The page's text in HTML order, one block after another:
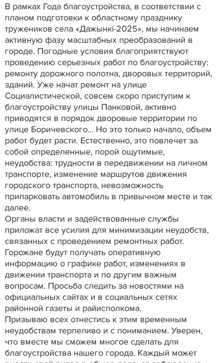
В рамках Года благоустройства, в соответствии с
планом подготовки к областному празднику
тружеников села «Дажынкі-2025», мы начинаем
активную фазу масштабных преобразований в
городе. Погодные условия благоприятствуют
проведению серьезных работ по благоустройству:
ремонту дорожного полотна, дворовых территорий,
зданий. Уже начат ремонт на улице
Социалистической, совсем скоро приступим к
благоустройству улицы Панковой, активно
приводятся в порядок дворовые территории по
улице Боричевского… Но это только начало, объем
работ будет расти. Естественно, это повлечет за
собой определенные, порой ощутимые,
неудобства: трудности в передвижении на личном
транспорте, изменение маршрутов движения
городского транспорта, невозможность
припарковать автомобиль в привычном месте и так
далее.
Органы власти и задействованные службы
приложат все усилия для минимизации неудобств,
связанных с проведением ремонтных работ.
Горожане будут получать оперативную
информацию о графике работ, изменениях в
движении транспорта и по другим важным
вопросам. Просьба следить за новостями на
официальных сайтах и в социальных сетях
районной газеты и райисполкома.
Призываю всех отнестись к этим временным
неудобствам терпеливо и с пониманием. Уверен,
что вместе мы сможем многое сделать для
благоустройства нашего города. Каждый может